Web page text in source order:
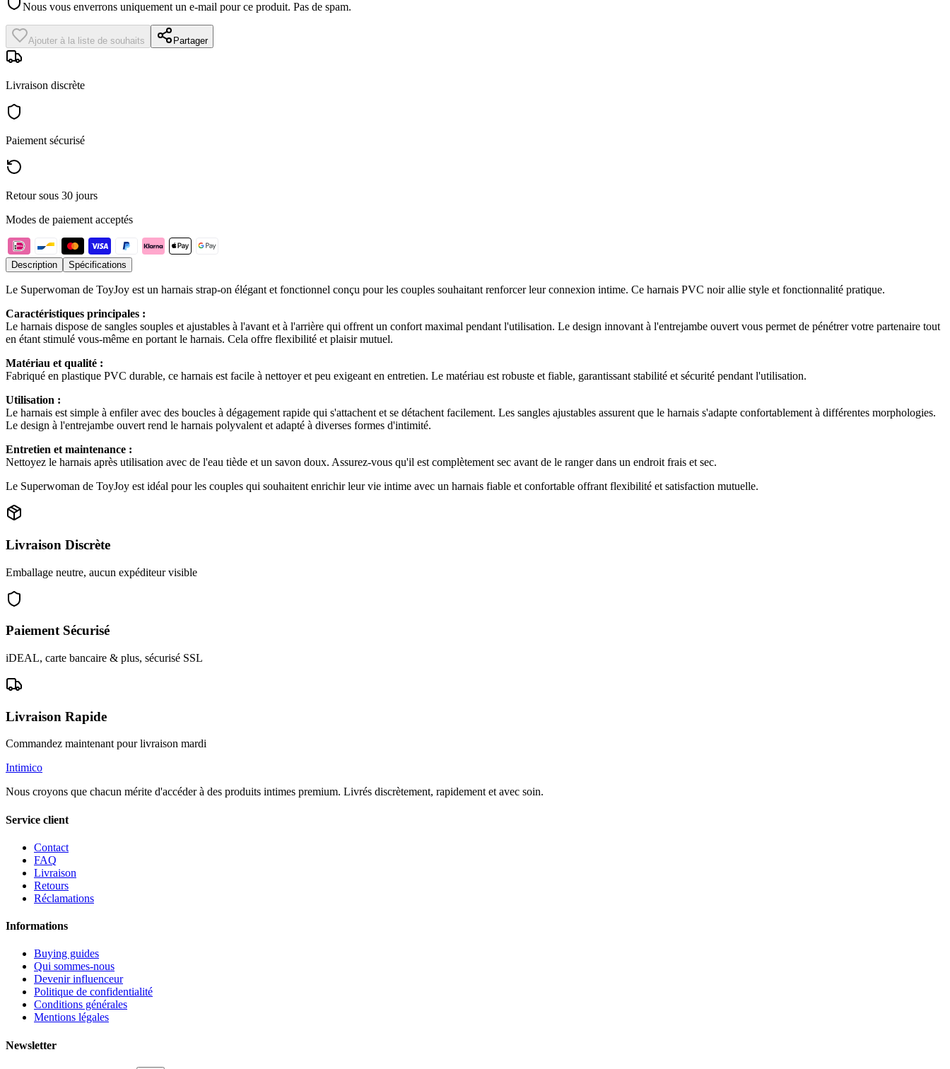
Nous vous enverrons uniquement un e-mail pour ce produit. Pas de spam.
Ajouter à la liste de souhaits Partager
Livraison discrète
Paiement sécurisé
Retour sous 30 jours
Modes de paiement acceptés
Description Spécifications
Le Superwoman de ToyJoy est un harnais strap-on élégant et fonctionnel conçu pour les couples souhaitant renforcer leur connexion intime. Ce harnais PVC noir allie style et fonctionnalité pratique.
Caractéristiques principales :
Le harnais dispose de sangles souples et ajustables à l'avant et à l'arrière qui offrent un confort maximal pendant l'utilisation. Le design innovant à l'entrejambe ouvert vous permet de pénétrer votre partenaire tout
en étant stimulé vous-même en portant le harnais. Cela offre flexibilité et plaisir mutuel.
Matériau et qualité :
Fabriqué en plastique PVC durable, ce harnais est facile à nettoyer et peu exigeant en entretien. Le matériau est robuste et fiable, garantissant stabilité et sécurité pendant l'utilisation.
Utilisation :
Le harnais est simple à enfiler avec des boucles à dégagement rapide qui s'attachent et se détachent facilement. Les sangles ajustables assurent que le harnais s'adapte confortablement à différentes morphologies.
Le design à l'entrejambe ouvert rend le harnais polyvalent et adapté à diverses formes d'intimité.
Entretien et maintenance :
Nettoyez le harnais après utilisation avec de l'eau tiède et un savon doux. Assurez-vous qu'il est complètement sec avant de le ranger dans un endroit frais et sec.
Le Superwoman de ToyJoy est idéal pour les couples qui souhaitent enrichir leur vie intime avec un harnais fiable et confortable offrant flexibilité et satisfaction mutuelle.
Livraison Discrète
Emballage neutre, aucun expéditeur visible
Paiement Sécurisé
iDEAL, carte bancaire & plus, sécurisé SSL
Livraison Rapide
Commandez maintenant pour livraison mardi
Intimico
Nous croyons que chacun mérite d'accéder à des produits intimes premium. Livrés discrètement, rapidement et avec soin.
Service client
Contact
FAQ
Livraison
Retours
Réclamations
Informations
Buying guides
Qui sommes-nous
Devenir influenceur
Politique de confidentialité
Conditions générales
Mentions légales
Newsletter